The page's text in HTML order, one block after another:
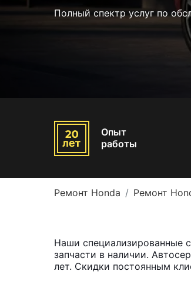
Полный спектр услуг по
Опыт
работы
Ремонт Honda Ремонт
Наши специализированные
запчасти в наличии.
лет. Скидки постоянным